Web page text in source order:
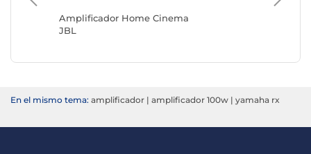
Amplificador Home Cinema
JBL
Denon
En el mismo tema: amplificador | amplificador 100w | yamaha rx